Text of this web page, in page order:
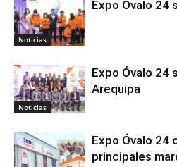
Noticias
Expo Óvalo 24
Noticias
Expo Óvalo 24
Arequipa
Expo Óvalo 24
principales